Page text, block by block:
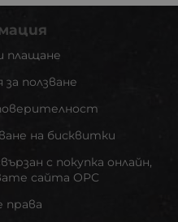
плащане
ползване
на бисквитки
с покупка онлайн,
сайта ОРС